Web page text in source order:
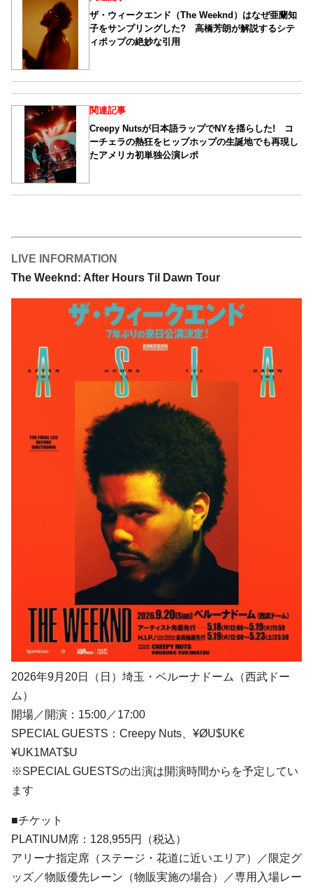
ザ・ウィークエンド（The Weeknd）はなぜ亜蘭知
子をサンプリングした? 高橋芳朗が解説するシテ
ィポップの絶妙な引用
関連記事
Creepy Nutsが日本語ラップでNYを揺らした! コ
ーチェラの熱狂をヒップホップの生誕地でも再現し
たアメリカ初単独公演レポ
LIVE INFORMATION
The Weeknd: After Hours Til Dawn Tour
2026年9月20日（日）埼玉・ベルーナドーム（西武ドー
ム）
開場／開演：15:00／17:00
SPECIAL GUESTS：Creepy Nuts、¥ØU$UK€
¥UK1MAT$U
※SPECIAL GUESTSの出演は開演時間からを予定してい
ます
■チケット
PLATINUM席：128,955円（税込）
アリーナ指定席（ステージ・花道に近いエリア）／限定グ
ッズ／物販優先レーン（物販実施の場合）／専用入場レー